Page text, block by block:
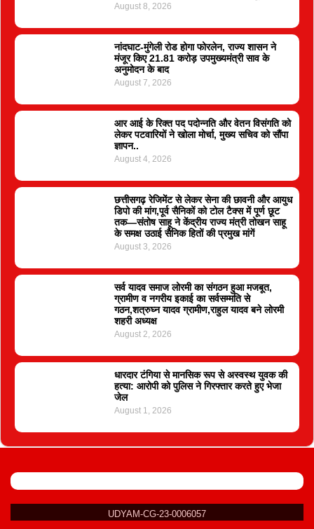
August 8, 2026
नांदघाट-मुंगेली रोड होगा फोरलेन, राज्य शासन ने
मंजूर किए 21.81 करोड़ उपमुख्यमंत्री साव के
अनुमोदन के बाद
August 7, 2026
आर आई के रिक्त पद पदोन्नति और वेतन विसंगति को
लेकर पटवारियों ने खोला मोर्चा, मुख्य सचिव को सौंपा
ज्ञापन..
August 4, 2026
छत्तीसगढ़ रेजिमेंट से लेकर सेना की छावनी और आयुध
डिपो की मांग,पूर्व सैनिकों को टोल टैक्स में पूर्ण छूट
तक—संतोष साहू ने केंद्रीय राज्य मंत्री तोखन साहू
के समक्ष उठाई सैनिक हितों की प्रमुख मांगें
August 3, 2026
सर्व यादव समाज लोरमी का संगठन हुआ मजबूत,
ग्रामीण व नगरीय इकाई का सर्वसम्मति से
गठन,शत्रुघ्न यादव ग्रामीण,राहुल यादव बने लोरमी
शहरी अध्यक्ष
August 2, 2026
धारदार टंगिया से मानसिक रूप से अस्वस्थ युवक की
हत्या: आरोपी को पुलिस ने गिरफ्तार करते हुए भेजा
जेल
August 1, 2026
UDYAM-CG-23-0006057